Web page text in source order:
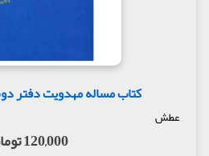
کتاب مساله مهدویت دفتر
عطش
120,000 تومان